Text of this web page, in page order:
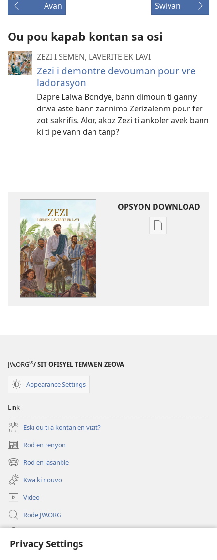
Privacy Settings
Avan Swivan
Ou pou kapab kontan sa osi
ZEZI I SEMEN, LAVERITE EK LAVI
Zezi i demontre devouman pour vre
ladorasyon
Dapre Lalwa Bondye, bann dimoun ti ganny
drwa aste bann zannimo Zerizalenm pour fer
zot sakrifis. Alor, akoz Zezi ti ankoler avek bann
ki ti pe vann dan tanp?
OPSYON DOWNLOAD
Opsyon
JW.ORG®/ SIT OFISYEL TEMWEN ZEOVA
Appearance Settings
Link
Eski ou ti a kontan en vizit?
Rod en renyon
(opens
new
window)
Rod en lasanble
(opens
new
window)
Kwa ki nouvo
Video
Rode JW.ORG